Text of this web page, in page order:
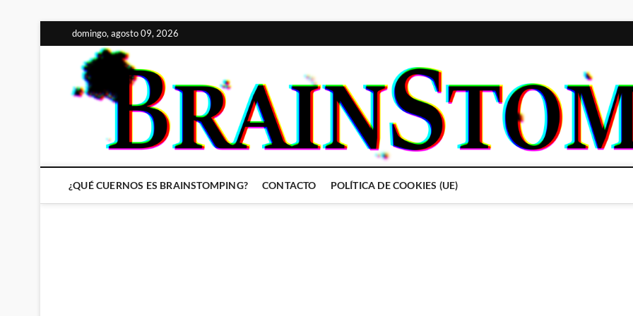
al
contenido
domingo, agosto 09, 2026
¿QUÉ CUERNOS ES BRAINSTOMPING? CONTACTO POLÍTICA DE COOKIES (UE)